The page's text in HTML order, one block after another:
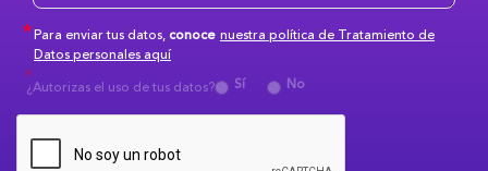
Para enviar tus datos,conoce nuestra política de Tratamiento de
Datos personales aquí
¿Autorizas el uso de tus datos?
Sí No